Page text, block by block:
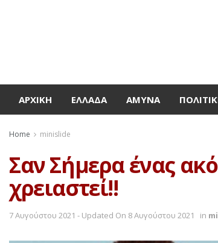
ΑΡΧΙΚΉ ΕΛΛΆΔΑ ΆΜΥΝΑ
Home minislide
Σαν Σήμερα ένας
χρειαστεί!!
7 Αυγούστου 2021 - Updated On 8 Αυγούστου 2021 in